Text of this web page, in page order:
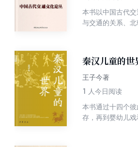
本书以中国古代
与交通的关系、
秦汉儿童的世
王子今著
1 人今日阅读
本书通过十四个
存，再到婴幼儿